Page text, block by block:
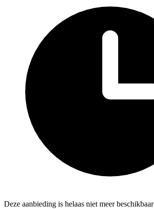
Deze aanbieding is helaas niet meer beschikbaar